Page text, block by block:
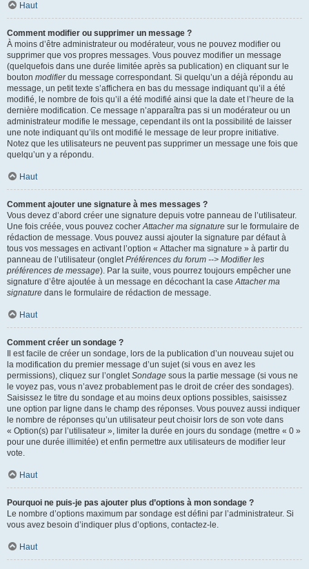
Haut
Comment modifier ou supprimer un message ?
À moins d’être administrateur ou modérateur, vous ne pouvez modifier ou
supprimer que vos propres messages. Vous pouvez modifier un message
(quelquefois dans une durée limitée après sa publication) en cliquant sur le
bouton modifierdu message correspondant. Si quelqu’un a déjà répondu au
message, un petit texte s’affichera en bas du message indiquant qu’il a été
modifié, le nombre de fois qu’il a été modifié ainsi que la date et l’heure de la
dernière modification. Ce message n’apparaîtra pas si un modérateur ou un
administrateur modifie le message, cependant ils ont la possibilité de laisser
une note indiquant qu’ils ont modifié le message de leur propre initiative.
Notez que les utilisateurs ne peuvent pas supprimer un message une fois que
quelqu’un y a répondu.
Haut
Comment ajouter une signature à mes messages ?
Vous devez d’abord créer une signature depuis votre panneau de l’utilisateur.
Une fois créée, vous pouvez cocherAttacher ma signature sur le formulaire de
rédaction de message. Vous pouvez aussi ajouter la signature par défaut à
tous vos messages en activant l’option « Attacher ma signature » à partir du
panneau de l’utilisateur (ongletPréférences du forum --> Modifier les
préférences de message). Par la suite, vous pourrez toujours empêcher une
signature d’être ajoutée à un message en décochant la caseAttacher ma
signature dans le formulaire de rédaction de message.
Haut
Comment créer un sondage ?
Il est facile de créer un sondage, lors de la publication d’un nouveau sujet ou
la modification du premier message d’un sujet (si vous en avez les
permissions), cliquez sur l’ongletSondage sous la partie message (si vous ne
le voyez pas, vous n’avez probablement pas le droit de créer des sondages).
Saisissez le titre du sondage et au moins deux options possibles, saisissez
une option par ligne dans le champ des réponses. Vous pouvez aussi indiquer
le nombre de réponses qu’un utilisateur peut choisir lors de son vote dans
« Option(s) par l’utilisateur », limiter la durée en jours du sondage (mettre « 0 »
pour une durée illimitée) et enfin permettre aux utilisateurs de modifier leur
vote.
Haut
Pourquoi ne puis-je pas ajouter plus d’options à mon sondage ?
Le nombre d’options maximum par sondage est défini par l’administrateur. Si
vous avez besoin d’indiquer plus d’options, contactez-le.
Haut